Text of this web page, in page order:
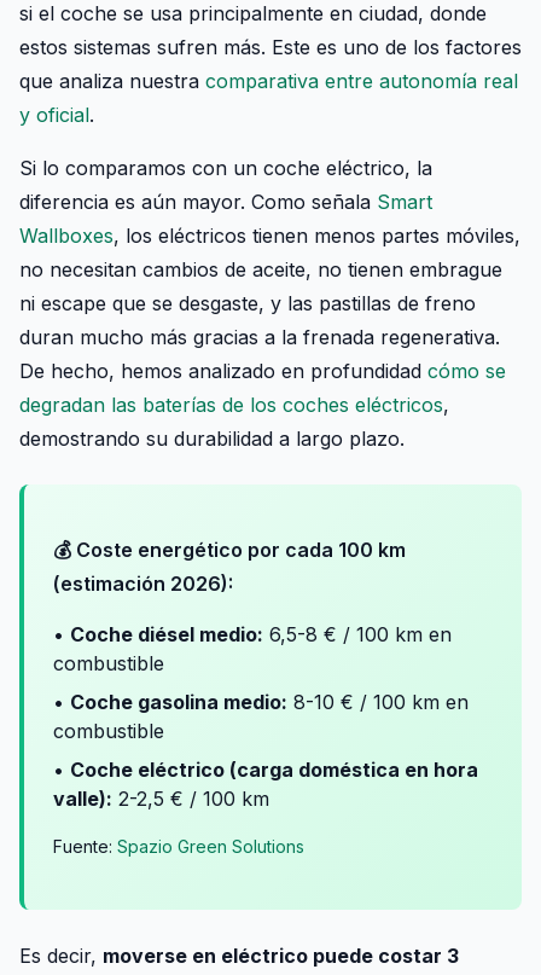
si el coche se usa principalmente en ciudad, donde
estos sistemas sufren más. Este es uno de los factores
que analiza nuestra comparativa entre autonomía real
y oficial.
Si lo comparamos con un coche eléctrico, la
diferencia es aún mayor. Como señala Smart
Wallboxes, los eléctricos tienen menos partes móviles,
no necesitan cambios de aceite, no tienen embrague
ni escape que se desgaste, y las pastillas de freno
duran mucho más gracias a la frenada regenerativa.
De hecho, hemos analizado en profundidad cómo se
degradan las baterías de los coches eléctricos,
demostrando su durabilidad a largo plazo.
💰 Coste energético por cada 100 km
(estimación 2026):
• Coche diésel medio: 6,5-8 € / 100 km en
combustible
• Coche gasolina medio: 8-10 € / 100 km en
combustible
• Coche eléctrico (carga doméstica en hora
valle): 2-2,5 € / 100 km
Fuente: Spazio Green Solutions
Es decir, moverse en eléctrico puede costar 3